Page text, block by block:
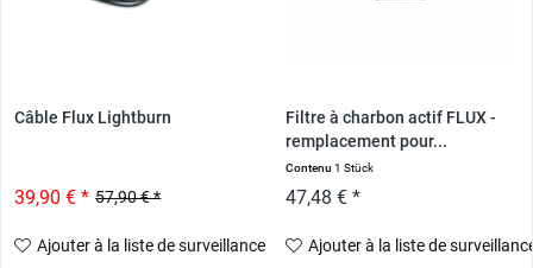
Câble Flux Lightburn
57,90 € *
39,90 € *
Ajouter à la liste de surveillance
Filtre à charbon actif FLUX -
remplacement pour...
Contenu 1 Stück
47,48 € *
Ajouter à la liste de